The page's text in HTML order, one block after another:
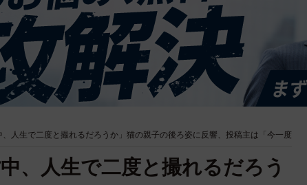
、人生で二度と撮れるだろうか」猫の親子の後ろ姿に反響、投稿主は「今一度
、人生で二度と撮れるだろう